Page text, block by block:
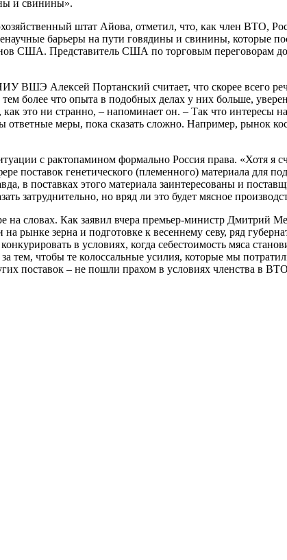
и свинины».
штат Айова, отметил, что, как член ВТО,
барьеры на пути говядины и свинины, которые
США. Представитель США по торговым переговорам
ВШЭ Алексей Портанский считает, что скорее всего
более что опыта в подобных делах у них больше,
это ни странно, – напоминает он. – Так что
ответные меры, пока сказать сложно. Например, рынок
с рактопамином формально Россия права. «Хотя я
поставок генетического (племенного) материала для
в поставках этого материала заинтересованы и
затруднительно, но вряд ли это будет мясное
на словах. Как заявил вчера премьер-министр Дмитрий
зерна и подготовке к весеннему севу, ряд
в условиях, когда себестоимость мяса
тем, чтобы те колоссальные усилия, которые мы
поставок – не пошли прахом в условиях членства в